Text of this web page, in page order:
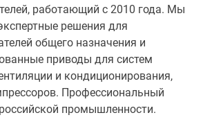
работающий с 2010 года. Мы
решения для
общего назначения и
приводы для систем
и кондиционирования,
Профессиональный
промышленности.